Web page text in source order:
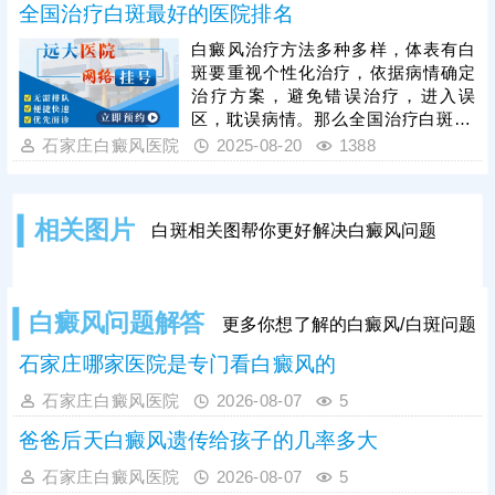
医院引进了成熟的黑色素移植技术，
配备无菌手术室，一人一消毒，祛白
恢复快，得到更多患者青睐。
全国治疗白斑最好的医院排名
白癜风治疗方法多种多样，体表有白
斑要重视个性化治疗，依据病情确定
治疗方案，避免错误治疗，进入误
区，耽误病情。那么全国治疗白斑zui
好的医院排名榜单出来了吗?——石家
庄远大中医皮肤病医院，一人一方、
评，更值得信赖。
石家庄白癜风医院 2025-08-20 1388
相关图片 白斑相关图帮你更好解决白癜风问题
白癜风问题解答 更多你想了解的白癜风/白斑问题
石家庄哪家医院是专门看白癜风的
石家庄白癜风医院 2026-08-07 5
爸爸后天白癜风遗传给孩子的几率多大
石家庄白癜风医院 2026-08-07 5